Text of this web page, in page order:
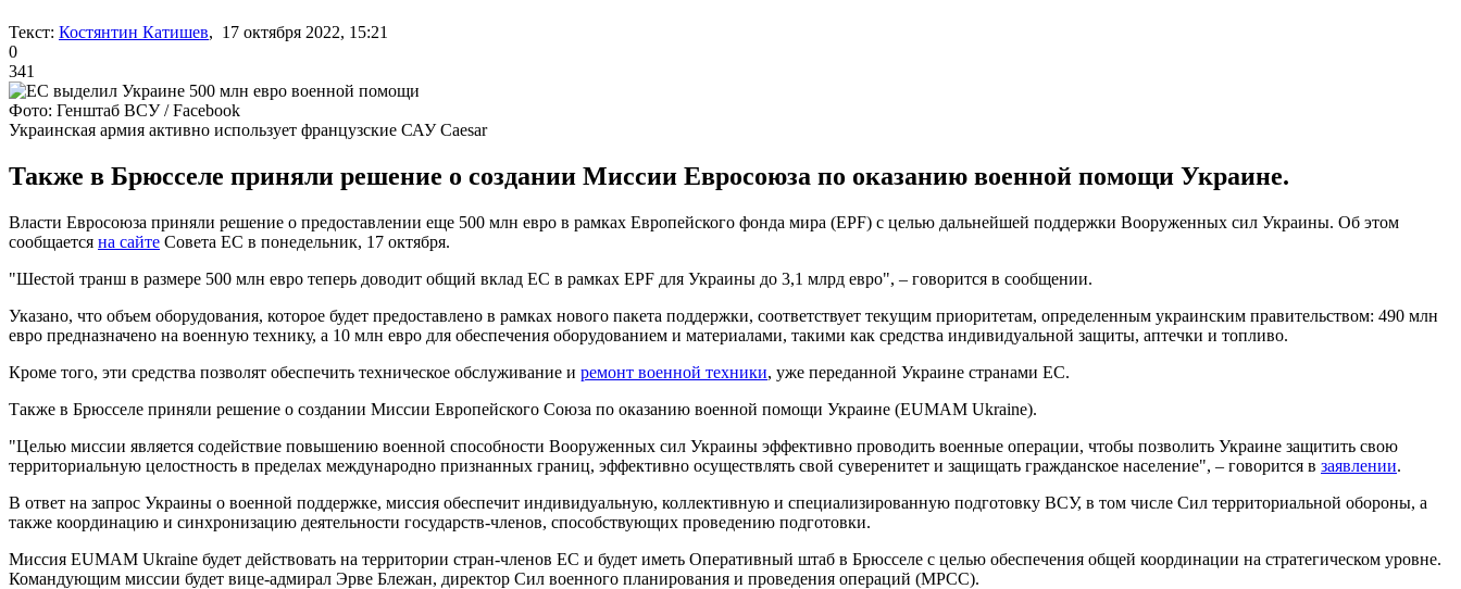
Текст: Костянтин Катишев, 17 октября 2022, 15:21
0
341
Фото: Генштаб ВСУ / Facebook
Украинская армия активно использует французские САУ Caesar
Также в Брюсселе приняли решение о создании Миссии Евросоюза по оказанию военной помощи Украине.
Власти Евросоюза приняли решение о предоставлении еще 500 млн евро в рамках Европейского фонда мира (EPF) с целью дальнейшей поддержки Вооруженных сил Украины. Об этом
сообщается на сайте Совета ЕС в понедельник, 17 октября.
"Шестой транш в размере 500 млн евро теперь доводит общий вклад ЕС в рамках EPF для Украины до 3,1 млрд евро", – говорится в сообщении.
Указано, что объем оборудования, которое будет предоставлено в рамках нового пакета поддержки, соответствует текущим приоритетам, определенным украинским правительством: 490 млн
евро предназначено на военную технику, а 10 млн евро для обеспечения оборудованием и материалами, такими как средства индивидуальной защиты, аптечки и топливо.
Кроме того, эти средства позволят обеспечить техническое обслуживание и ремонт военной техники, уже переданной Украине странами ЕС.
Также в Брюсселе приняли решение о создании Миссии Европейского Союза по оказанию военной помощи Украине (EUMAM Ukraine).
"Целью миссии является содействие повышению военной способности Вооруженных сил Украины эффективно проводить военные операции, чтобы позволить Украине защитить свою
территориальную целостность в пределах международно признанных границ, эффективно осуществлять свой суверенитет и защищать гражданское население", – говорится в заявлении.
В ответ на запрос Украины о военной поддержке, миссия обеспечит индивидуальную, коллективную и специализированную подготовку ВСУ, в том числе Сил территориальной обороны, а
также координацию и синхронизацию деятельности государств-членов, способствующих проведению подготовки.
Миссия EUMAM Ukraine будет действовать на территории стран-членов ЕС и будет иметь Оперативный штаб в Брюсселе с целью обеспечения общей координации на стратегическом уровне.
Командующим миссии будет вице-адмирал Эрве Блежан, директор Сил военного планирования и проведения операций (MPCC).